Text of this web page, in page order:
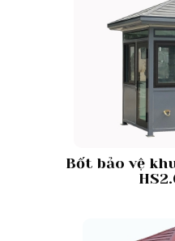
Bốt bảo vệ